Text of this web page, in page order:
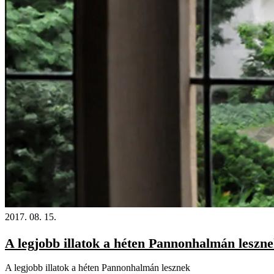
2017. 08. 15.
A legjobb illatok a héten Pannonhalmán
A legjobb illatok a héten Pannonhalmán lesznek